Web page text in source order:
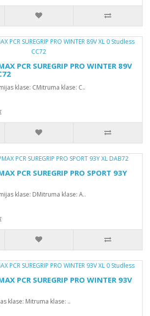
PCR SUREGRIP PRO WINTER 89V
klase: CMitruma klase: C..
PCR SUREGRIP PRO SPORT 93Y
klase: DMitruma klase: A..
PCR SUREGRIP PRO WINTER 93V
klase: Mitruma klase: ..